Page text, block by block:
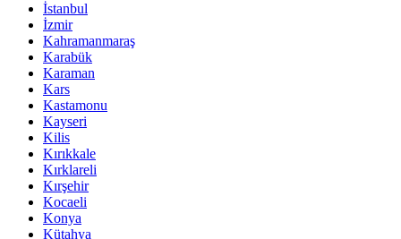
İstanbul
İzmir
Kahramanmaraş
Karabük
Karaman
Kars
Kastamonu
Kayseri
Kilis
Kırıkkale
Kırklareli
Kırşehir
Kocaeli
Konya
Kütahya